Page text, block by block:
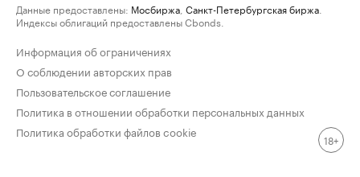
Данные предоставлены: Мосбиржа Санкт-Петербургская биржа
Индексы облигаций предоставлены Cbonds.
Информация об ограничениях
О соблюдении авторских прав
Пользовательское соглашение
Политика в отношении обработки персональных данных
Политика обработки файлов cookie
18+